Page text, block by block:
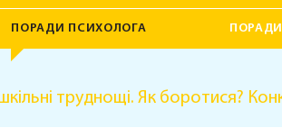
ПОРАДИ ПСИХОЛОГА
труднощі. Як боротися?